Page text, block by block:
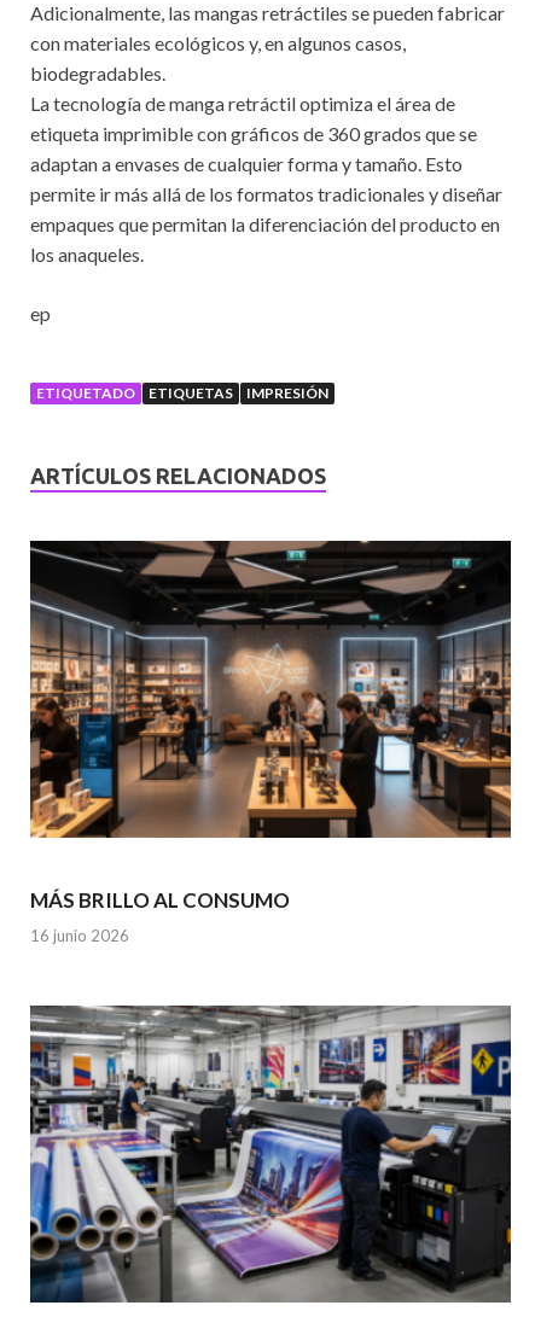
Adicionalmente, las mangas retráctiles se pueden fabricar
con materiales ecológicos y, en algunos casos,
biodegradables.
La tecnología de manga retráctil optimiza el área de
etiqueta imprimible con gráficos de 360 grados que se
adaptan a envases de cualquier forma y tamaño. Esto
permite ir más allá de los formatos tradicionales y diseñar
empaques que permitan la diferenciación del producto en
los anaqueles.
ep
ETIQUETADO ETIQUETAS IMPRESIÓN
ARTÍCULOS RELACIONADOS
MÁS BRILLO AL CONSUMO
16 junio 2026